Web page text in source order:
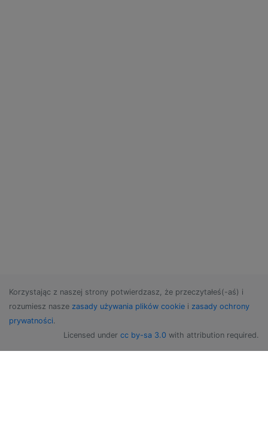
Korzystając z naszej strony potwierdzasz, że przeczytałeś(-aś) i
rozumiesz nasze zasady używania plików cookie i zasady ochrony
prywatności.
Licensed under cc by-sa 3.0 with attribution required.